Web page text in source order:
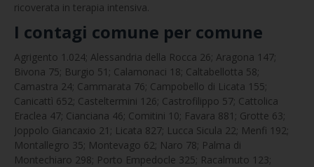
ricoverata in terapia intensiva.
I contagi comune per comune
Agrigento 1.024; Alessandria della Rocca 26; Aragona 147;
Bivona 75; Burgio 51; Calamonaci 18; Caltabellotta 58;
Camastra 24; Cammarata 76; Campobello di Licata 155;
Canicattì 652; Casteltermini 126; Castrofilippo 57; Cattolica
Eraclea 47; Cianciana 46; Comitini 10; Favara 881; Grotte 63;
Joppolo Giancaxio 21; Licata 827; Lucca Sicula 22; Menfi 192;
Montallegro 35; Montevago 62; Naro 78; Palma di
Montechiaro 298; Porto Empedocle 325; Racalmuto 123;